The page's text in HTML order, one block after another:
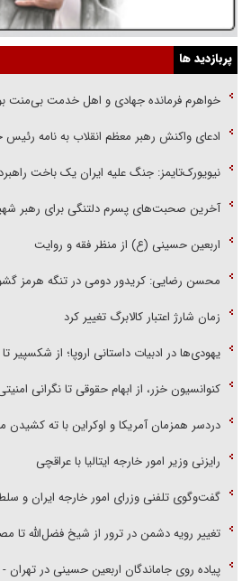
پربازدید ها
خواهرم فرمانده جهادی و اهل خدمت بی‌منت
ادعای واکنش رهبر معظم انقلاب به نامه
نیویورک‌تایمز: جنگ علیه ایران یک باخت
آخرین صحبت‌های پسرم دلتنگی برای رهبر
اربعین حسینی (ع) از منظر فقه و روایت
محسن رضایی: کریدور دومی در تنگه هرمز
زمان شارژ اعتبار کالابرگ تغییر کرد
یهودی‌ها در ادبیات داستانی اروپا؛ از شکسپیر تا
کنوانسیون خزر، از ابهام حقوقی تا نگرانی
دردسر همزمان آمریکا و اوکراین با ته
رایزنی وزیر امور خارجه ایتالیا با عراقچی
گفت‌وگوی تلفنی وزرای امور خارجه ایران و
تغییر رویه دشمن در ترور از شیخ فضل‌الله تا
پیاده روی جاماندگان اربعین حسینی در تهران - ۲